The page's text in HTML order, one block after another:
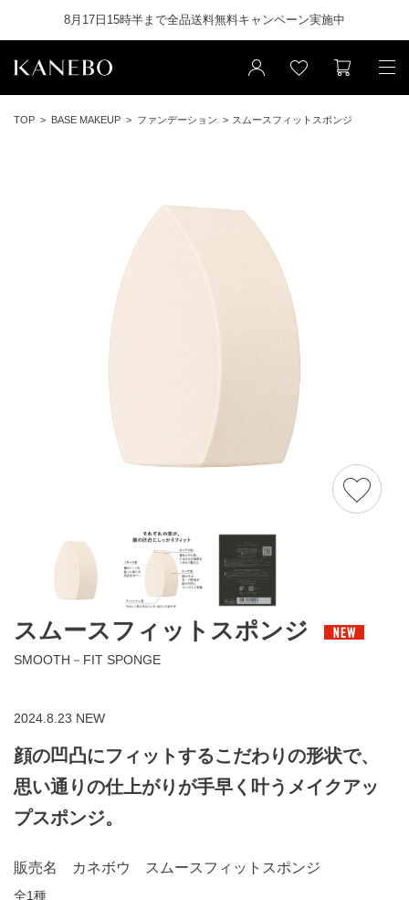
8月17日15時半まで全品送料無料キャンペーン実施中
TOP BASE MAKEUP ファンデーション スムースフィットスポンジ
スムースフィットスポンジ
SMOOTH－FIT SPONGE
2024.8.23 NEW
顔の凹凸にフィットするこだわりの形状で、
思い通りの仕上がりが手早く叶うメイクアッ
プスポンジ。
販売名 カネボウ スムースフィットスポンジ
全1種